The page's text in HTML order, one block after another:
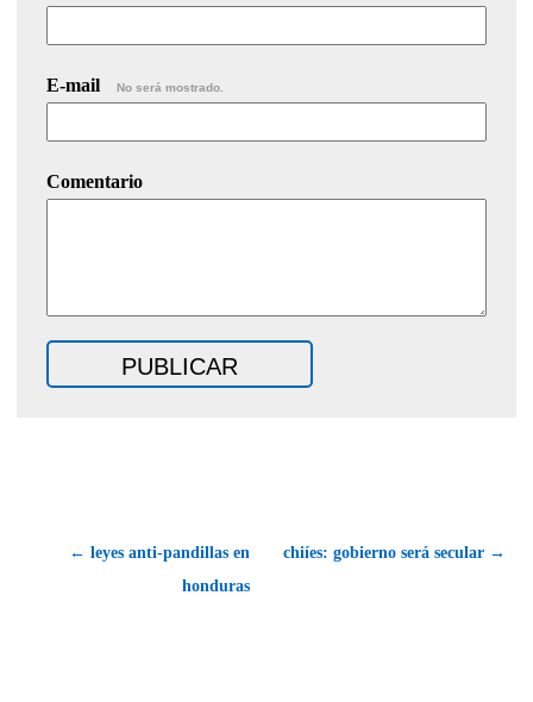
E-mail No será mostrado.
Comentario
← leyes anti-pandillas en
honduras
chiíes: gobierno será secular →